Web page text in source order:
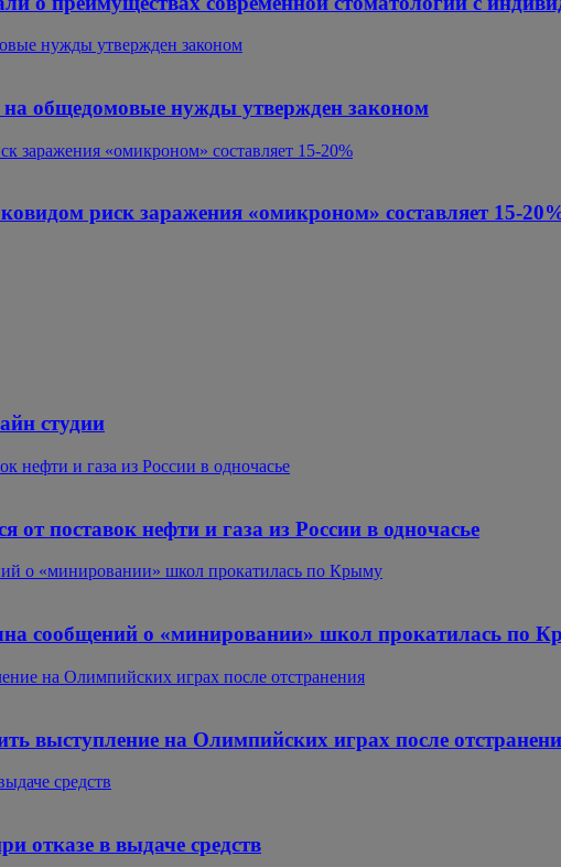
нужды утвержден законом
общедомовые нужды утвержден законом
заражения «омикроном» составляет 15-20%
риск заражения «омикроном» составляет 15-
студии
нефти и газа из России в одночасье
от поставок нефти и газа из России в одночасье
о «минировании» школ прокатилась по Крыму
сообщений о «минировании» школ прокатилась по
на Олимпийских играх после отстранения
выступление на Олимпийских играх после
средств
отказе в выдаче средств